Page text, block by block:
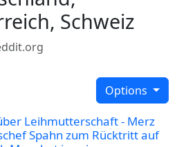
Schweiz
Options
Leihmutterschaft - Merz
Spahn zum Rücktritt auf